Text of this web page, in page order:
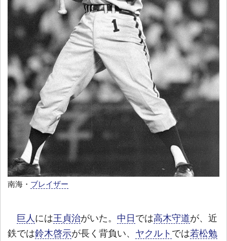
南海・ ブレイザー
巨人 には王貞治がいた。 中日 では高木守道が、近
鉄では鈴木啓示が長く背負い、 ヤクルト では若松勉